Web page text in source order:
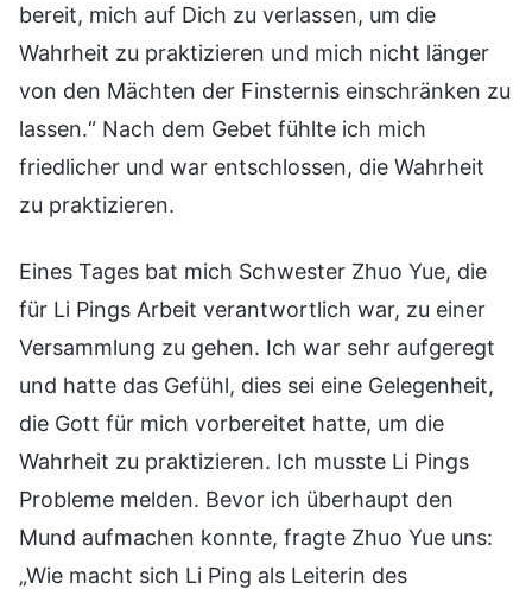
bereit, mich auf Dich zu verlassen, um die
Wahrheit zu praktizieren und mich nicht länger
von den Mächten der Finsternis einschränken zu
lassen.“ Nach dem Gebet fühlte ich mich
friedlicher und war entschlossen, die Wahrheit
zu praktizieren.
Eines Tages bat mich Schwester Zhuo Yue, die
für Li Pings Arbeit verantwortlich war, zu einer
Versammlung zu gehen. Ich war sehr aufgeregt
und hatte das Gefühl, dies sei eine Gelegenheit,
die Gott für mich vorbereitet hatte, um die
Wahrheit zu praktizieren. Ich musste Li Pings
Probleme melden. Bevor ich überhaupt den
Mund aufmachen konnte, fragte Zhuo Yue uns:
„Wie macht sich Li Ping als Leiterin des